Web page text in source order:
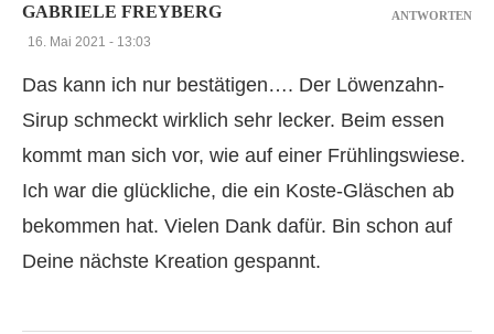
GABRIELE FREYBERG
16. Mai 2021 - 13:03
Das kann ich nur bestätigen…. Der Löwenzahn-
Sirup schmeckt wirklich sehr lecker. Beim essen
kommt man sich vor, wie auf einer Frühlingswiese.
Ich war die glückliche, die ein Koste-Gläschen ab
bekommen hat. Vielen Dank dafür. Bin schon auf
Deine nächste Kreation gespannt.
ANTWORTEN